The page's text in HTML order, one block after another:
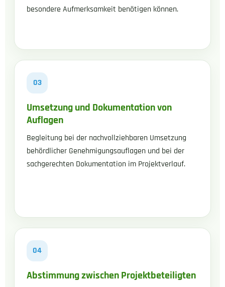
besondere Aufmerksamkeit benötigen können.
03
Umsetzung und Dokumentation von
Auflagen
Begleitung bei der nachvollziehbaren Umsetzung
behördlicher Genehmigungsauflagen und bei der
sachgerechten Dokumentation im Projektverlauf.
04
Abstimmung zwischen Projektbeteiligten